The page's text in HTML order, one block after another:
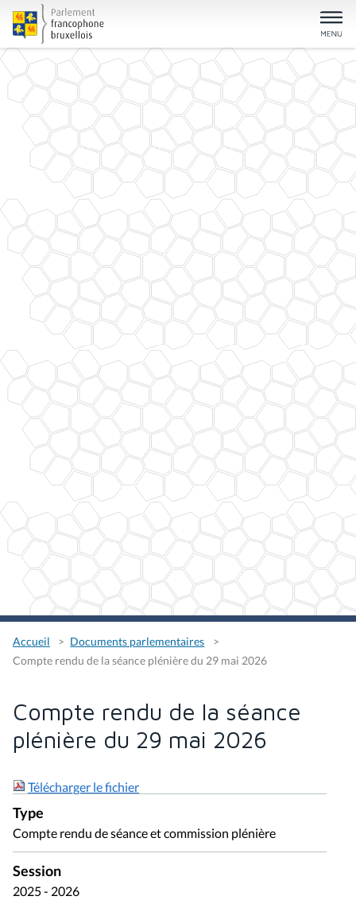
Accueil
Documents parlementaires
Compte rendu de la séance plénière du 29 mai 2026
Compte rendu de la séance
plénière du 29 mai 2026
Télécharger le fichier
Type
Compte rendu de séance et commission plénière
Session
2025 - 2026